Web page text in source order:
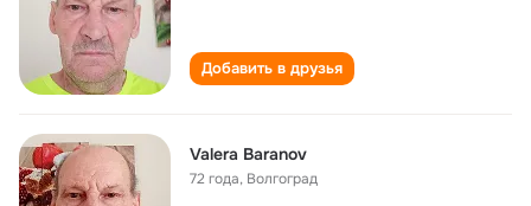
Добавить в друзья
Valera Baranov
72 года, Волгоград